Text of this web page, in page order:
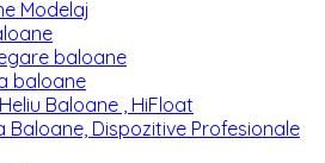
Modelaj
baloane
baloane
Baloane , HiFloat
Baloane, Dispozitive Profesionale